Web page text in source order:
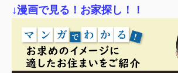
↓漫画で見る！お家探し！！